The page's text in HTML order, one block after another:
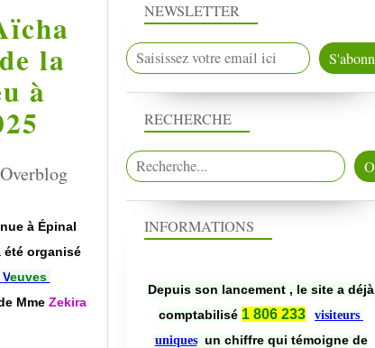
la
à
à Épinal
été organisé
Veuves
Mme Zekira
NEWSLETTER
RECHERCHE
INFORMATIONS
Depuis son lancement , le site a déjà
comptabilisé 1 806 233
visiteurs
uniques un chiffre qui témoigne de